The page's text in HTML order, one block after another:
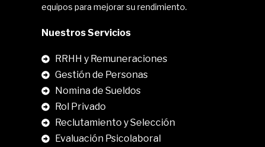
equipos para mejorar su rendimiento.
Nuestros Servicios
RRHH y Remuneraciones
Gestión de Personas
Nomina de Sueldos
Rol Privado
Reclutamiento y Selección
Evaluación Psicolaboral